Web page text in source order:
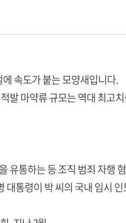
속도가 붙는 모양새입니다.
발 마약류 규모는 역대 최고
유통하는 등 조직 범죄 자행
대통령이 박 씨의 국내 임시